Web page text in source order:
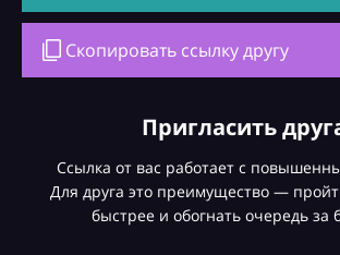
Скопировать ссылку другу
Пригласить
Ссылка от вас работает с
Для друга это преимущество —
быстрее и обогнать очередь за